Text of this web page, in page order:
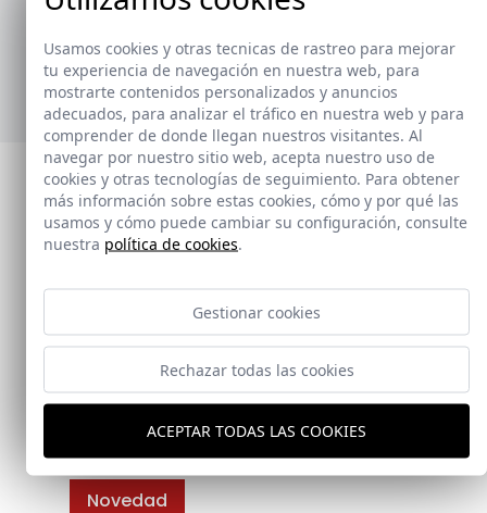
ofrecer soluciones prácticas y versátiles,
Ver nuevos toalleros
Novedad
Usamos cookies y otras tecnicas de rastreo para mejorar
tu experiencia de navegación en nuestra web, para
mostrarte contenidos personalizados y anuncios
adecuados, para analizar el tráfico en nuestra web y para
comprender de donde llegan nuestros visitantes. Al
navegar por nuestro sitio web, acepta nuestro uso de
cookies y otras tecnologías de seguimiento. Para obtener
más información sobre estas cookies, cómo y por qué las
usamos y cómo puede cambiar su configuración, consulte
nuestra política de cookies.
Gestionar cookies
Rechazar todas las cookies
ACEPTAR TODAS LAS COOKIES